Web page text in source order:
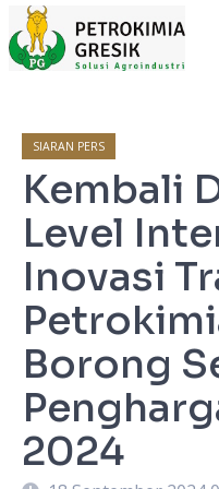
SIARAN PERS
Kembali
Level
Inovasi
Borong
2024